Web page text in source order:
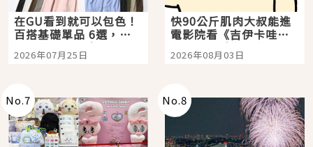
在GU看到就可以包色！
百搭基礎單品 6選，閉
眼全收也不心疼
2026年07月25日
快90公斤肌肉大叔能進
電影院看《吉伊卡哇》
嗎？日本重金屬樂團
「打首」會長與nagano
2026年08月03日
No.7 No.8